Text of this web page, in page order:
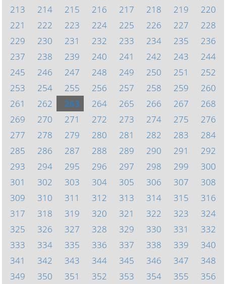
213
214 215 216 217 218 219
220
221
222 223 224 225 226 227
228
229
230 231 232 233 234 235
236
237
238 239 240 241 242 243
244
245
246 247 248 249 250 251
252
253
254 255 256 257 258 259
260
261
262 263 264 265 266 267
268
269
270 271 272 273 274 275
276
277
278 279 280 281 282 283
284
285
286 287 288 289 290 291
292
293
294 295 296 297 298 299
300
301
302 303 304 305 306 307
308
309
310 311 312 313 314 315
316
317
318 319 320 321 322 323
324
325
326 327 328 329 330 331
332
333
334 335 336 337 338 339
340
341
342 343 344 345 346 347
348
349
350 351 352 353 354 355 356